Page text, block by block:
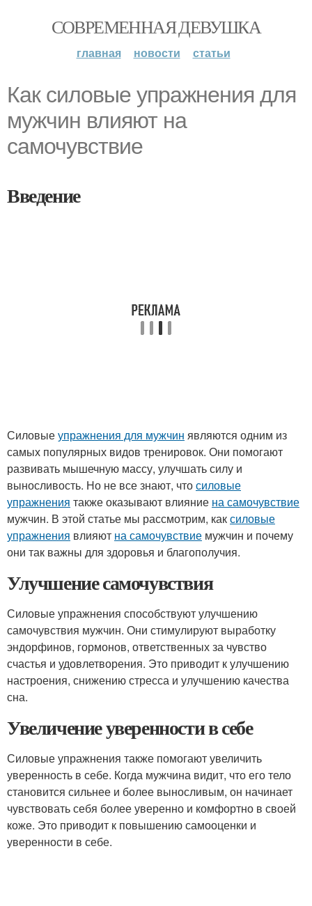
СОВРЕМЕННАЯ ДЕВУШКА
главная новости статьи
Как силовые упражнения для
мужчин влияют на
самочувствие
Введение
Силовыеупражнения для мужчин являются одним из
самых популярных видов тренировок. Они помогают
развивать мышечную массу, улучшать силу и
выносливость. Но не все знают, чтосиловые
упражнения также оказывают влияние на самочувствие
мужчин. В этой статье мы рассмотрим, каксиловые
упражнения влияют на самочувствие мужчин и почему
они так важны для здоровья и благополучия.
Улучшение самочувствия
Силовые упражнения способствуют улучшению
самочувствия мужчин. Они стимулируют выработку
эндорфинов, гормонов, ответственных за чувство
счастья и удовлетворения. Это приводит к улучшению
настроения, снижению стресса и улучшению качества
сна.
Увеличение уверенности в себе
Силовые упражнения также помогают увеличить
уверенность в себе. Когда мужчина видит, что его тело
становится сильнее и более выносливым, он начинает
чувствовать себя более уверенно и комфортно в своей
коже. Это приводит к повышению самооценки и
уверенности в себе.